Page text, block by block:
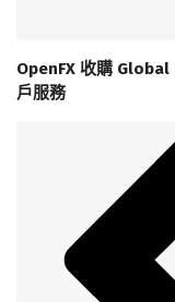
OpenFX 收購
戶服務